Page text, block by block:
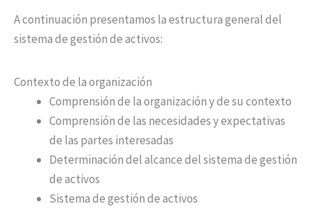
A continuación presentamos la estructura general del
sistema de gestión de activos:
Contexto de la organización
Comprensión de la organización y de su contexto
Comprensión de las necesidades y expectativas
de las partes interesadas
Determinación del alcance del sistema de gestión
de activos
Sistema de gestión de activos